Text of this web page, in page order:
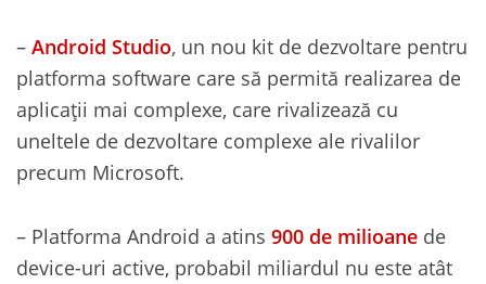
– Android Studio, un nou kit de dezvoltare pentru
platforma software care să permită realizarea de
aplicații mai complexe, care rivalizează cu
uneltele de dezvoltare complexe ale rivalilor
precum Microsoft.
– Platforma Android a atins 900 de milioane de
device-uri active, probabil miliardul nu este atât